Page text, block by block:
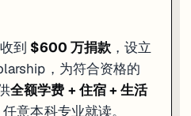
到 $600 万捐款 ，设立
，为符合资格的
全额学费 + 住宿 + 生活
意本科专业就读。